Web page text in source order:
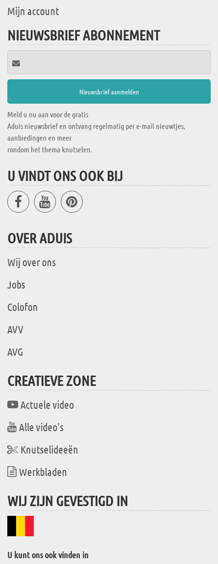
Mijn account
NIEUWSBRIEF ABONNEMENT
Meld u nu aan voor de gratis
Aduis nieuwsbrief en ontvang regelmatig per e-mail nieuwtjes,
aanbiedingen en meer
rondom het thema knutselen.
U VINDT ONS OOK BIJ
OVER ADUIS
Wij over ons
Jobs
Colofon
AVV
AVG
CREATIEVE ZONE
Actuele video
Alle video's
Knutselideeën
Werkbladen
WIJ ZIJN GEVESTIGD IN
U kunt ons ook vinden in